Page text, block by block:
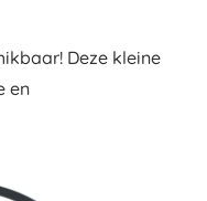
Deze kleine
en